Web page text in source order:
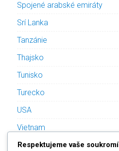
Spojené arabské emiráty
Srí Lanka
Tanzánie
Thajsko
Tunisko
Turecko
USA
Vietnam
Respektujeme vaše soukromí